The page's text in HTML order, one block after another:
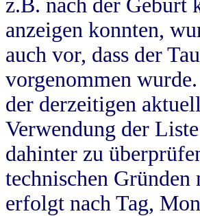
z.B. nach der Geburt
anzeigen konnten,
auch vor, dass der
vorgenommen
der derzeitigen
Verwendung der
dahinter zu
technischen
erfolgt nach Tag,